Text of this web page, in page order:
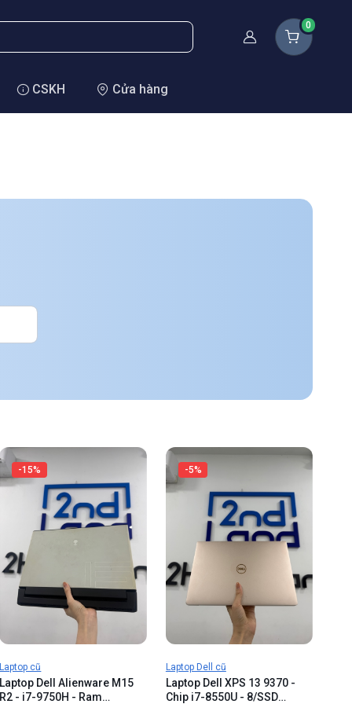
Thành viên
0
CSKH Cửa hàng
-15%
Laptop cũ
Laptop Dell Alienware M15
R2 - i7-9750H - Ram
-5%
Laptop Dell cũ
Laptop Dell XPS 13 9370 -
Chip i7-8550U - 8/SSD